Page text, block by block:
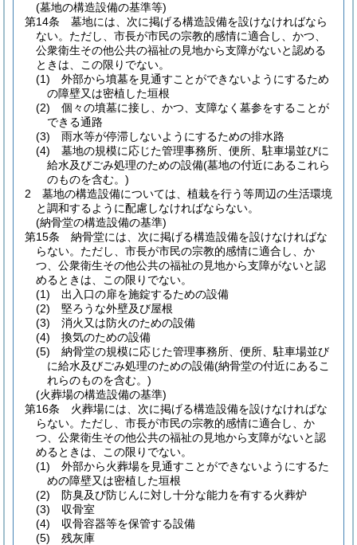
(墓地の構造設備の基準等)
第14条
墓地には、次に掲げる構造設備を設けなければなら
ない。 ただし、市長が市民の宗教的感情に適合し、かつ、
公衆衛生その他公共の福祉の見地から支障がないと認める
ときは、この限りでない。
(1)
外部から墳墓を見通すことができないようにするため
の障壁又は密植した垣根
(2)
個々の墳墓に接し、かつ、支障なく墓参をすることが
できる通路
(3)
雨水等が停滞しないようにするための排水路
(4)
墓地の規模に応じた管理事務所、便所、駐車場並びに
給水及びごみ処理のための設備(墓地の付近にあるこれら
のものを含む。)
2
墓地の構造設備については、植栽を行う等周辺の生活環境
と調和するように配慮しなければならない。
(納骨堂の構造設備の基準)
第15条
納骨堂には、次に掲げる構造設備を設けなければな
らない。 ただし、市長が市民の宗教的感情に適合し、か
つ、公衆衛生その他公共の福祉の見地から支障がないと認
めるときは、この限りでない。
(1)
出入口の扉を施錠するための設備
(2)
堅ろうな外壁及び屋根
(3)
消火又は防火のための設備
(4)
換気のための設備
(5)
納骨堂の規模に応じた管理事務所、便所、駐車場並び
に給水及びごみ処理のための設備(納骨堂の付近にあるこ
れらのものを含む。)
(火葬場の構造設備の基準)
第16条
火葬場には、次に掲げる構造設備を設けなければな
らない。 ただし、市長が市民の宗教的感情に適合し、か
つ、公衆衛生その他公共の福祉の見地から支障がないと認
めるときは、この限りでない。
(1)
外部から火葬場を見通すことができないようにするた
めの障壁又は密植した垣根
(2)
防臭及び防じんに対し十分な能力を有する火葬炉
(3)
収骨室
(4)
収骨容器等を保管する設備
(5)
残灰庫